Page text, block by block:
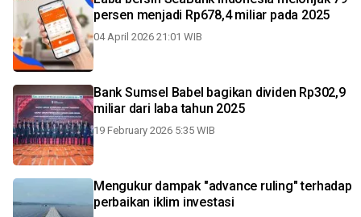
persen menjadi Rp678,4 miliar pada 2025
04 April 2026 21:01 WIB
Bank Sumsel Babel bagikan dividen Rp302,9
miliar dari laba tahun 2025
19 February 2026 5:35 WIB
Mengukur dampak "advance ruling" terhadap
perbaikan iklim investasi